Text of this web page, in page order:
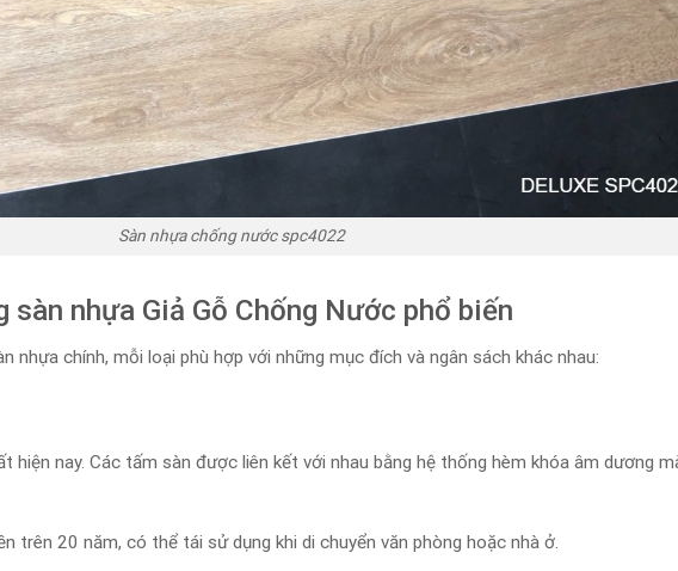
Sàn nhựa chống nước spc4022
sàn nhựa Giả Gỗ Chống Nước phổ biến
nhựa chính, mỗi loại phù hợp với những mục đích và ngân sách khác nhau:
hiện nay. Các tấm sàn được liên kết với nhau bằng hệ thống hèm khóa âm dương
trên 20 năm, có thể tái sử dụng khi di chuyển văn phòng hoặc nhà ở.